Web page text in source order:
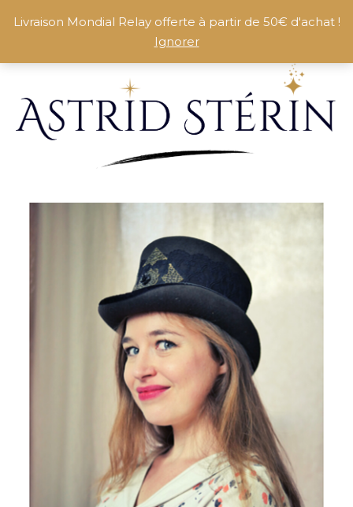
Livraison Mondial Relay offerte à partir de 50€ d'achat !
Ignorer